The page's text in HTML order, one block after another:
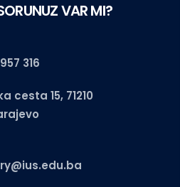
VAR MI?
316
cesta 15, 71210